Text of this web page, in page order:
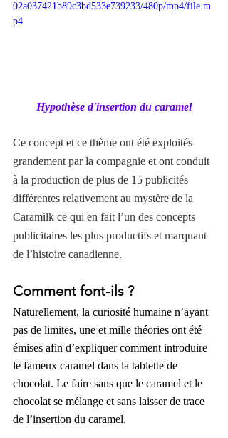
02a037421b89c3bd533e739233/480p/mp4/file.m
p4
Hypothèse d'insertion du caramel
Ce concept et ce thème ont été exploités
grandement par la compagnie et ont conduit
à la production de plus de 15 publicités
différentes relativement au mystère de la
Caramilk ce qui en fait l’un des concepts
publicitaires les plus productifs et marquant
de l’histoire canadienne.
Comment font-ils ?
Naturellement, la curiosité humaine n’ayant
pas de limites, une et mille théories ont été
émises afin d’expliquer comment introduire
le fameux caramel dans la tablette de
chocolat. Le faire sans que le caramel et le
chocolat se mélange et sans laisser de trace
de l’insertion du caramel.